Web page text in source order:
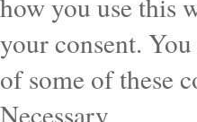
your consent.
of some of these
Necessary